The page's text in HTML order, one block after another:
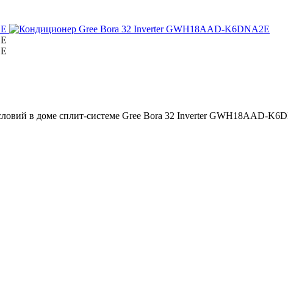
в доме сплит-системе Gree Bora 32 Inverter GWH18AAD-